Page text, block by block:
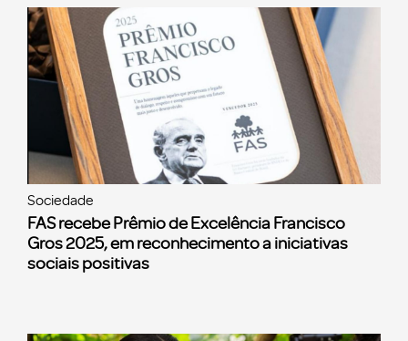
Sociedade
FAS recebe Prêmio de Excelência Francisco
Gros 2025, em reconhecimento a iniciativas
sociais positivas